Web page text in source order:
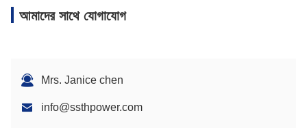
আমাদের সাথে যোগাযোগ
Mrs. Janice chen
info@ssthpower.com